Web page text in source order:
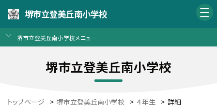
堺市立登美丘南小学校
堺市立登美丘南小学校メニュー
堺市立登美丘南小学校
トップページ > 堺市立登美丘南小学校 > ４年生 > 詳細